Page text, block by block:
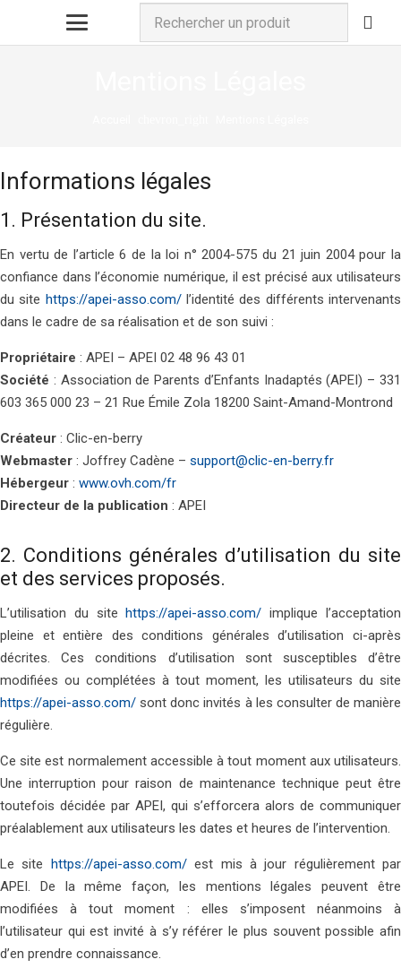
Informations légales
1. Présentation du site.
En vertu de l’article 6 de la loi n° 2004-575 du 21 juin 2004 pour la
confiance dans l’économie numérique, il est précisé aux utilisateurs
du site https://apei-asso.com/l’identité des différents intervenants
dans le cadre de sa réalisation et de son suivi :
Propriétaire : APEI – APEI 02 48 96 43 01
Société : Association de Parents d’Enfants Inadaptés (APEI) – 331
603 365 000 23 – 21 Rue Émile Zola 18200 Saint-Amand-Montrond
Créateur : Clic-en-berry
Webmaster : Joffrey Cadène – support@clic-en-berry.fr
Hébergeur : www.ovh.com/fr
Directeur de la publication : APEI
2. Conditions générales d’utilisation du site
et des services proposés.
L’utilisation du site https://apei-asso.com/ implique l’acceptation
pleine et entière des conditions générales d’utilisation ci-après
décrites. Ces conditions d’utilisation sont susceptibles d’être
modifiées ou complétées à tout moment, les utilisateurs du site
https://apei-asso.com/ sont donc invités à les consulter de manière
régulière.
Ce site est normalement accessible à tout moment aux utilisateurs.
Une interruption pour raison de maintenance technique peut être
toutefois décidée par APEI, qui s’efforcera alors de communiquer
préalablement aux utilisateurs les dates et heures de l’intervention.
Le site https://apei-asso.com/est mis à jour régulièrement par
APEI. De la même façon, les mentions légales peuvent être
modifiées à tout moment : elles s’imposent néanmoins à
l’utilisateur qui est invité à s’y référer le plus souvent possible afin
d’en prendre connaissance.